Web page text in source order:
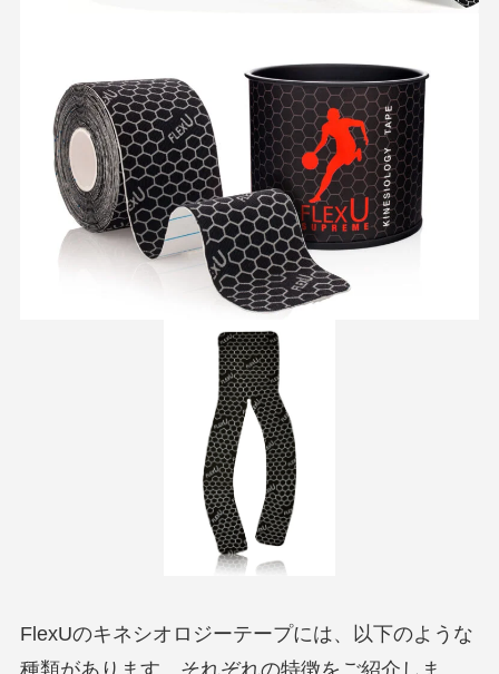
FlexUのキネシオロジーテープには、以下のような
種類があります。それぞれの特徴をご紹介しま